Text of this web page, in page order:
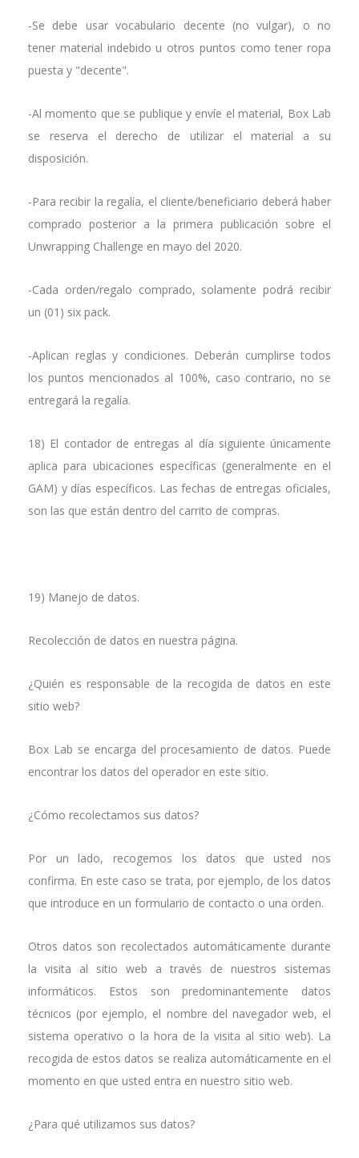
-Se debe usar vocabulario decente (no vulgar), o no
tener material indebido u otros puntos como tener ropa
puesta y "decente".
-Al momento que se publique y envíe el material, Box Lab
se reserva el derecho de utilizar el material a su
disposición.
-Para recibir la regalía, el cliente/beneficiario deberá haber
comprado posterior a la primera publicación sobre el
Unwrapping Challenge en mayo del 2020.
-Cada orden/regalo comprado, solamente podrá recibir
un (01) six pack.
-Aplican reglas y condiciones. Deberán cumplirse todos
los puntos mencionados al 100%, caso contrario, no se
entregará la regalía.
18) El contador de entregas al día siguiente únicamente
aplica para ubicaciones específicas (generalmente en el
GAM) y días específicos. Las fechas de entregas oficiales,
son las que están dentro del carrito de compras.
19) Manejo de datos.
Recolección de datos en nuestra página.
¿Quién es responsable de la recogida de datos en este
sitio web?
Box Lab se encarga del procesamiento de datos. Puede
encontrar los datos del operador en este sitio.
¿Cómo recolectamos sus datos?
Por un lado, recogemos los datos que usted nos
confirma. En este caso se trata, por ejemplo, de los datos
que introduce en un formulario de contacto o una orden.
Otros datos son recolectados automáticamente durante
la visita al sitio web a través de nuestros sistemas
informáticos. Estos son predominantemente datos
técnicos (por ejemplo, el nombre del navegador web, el
sistema operativo o la hora de la visita al sitio web). La
recogida de estos datos se realiza automáticamente en el
momento en que usted entra en nuestro sitio web.
¿Para qué utilizamos sus datos?